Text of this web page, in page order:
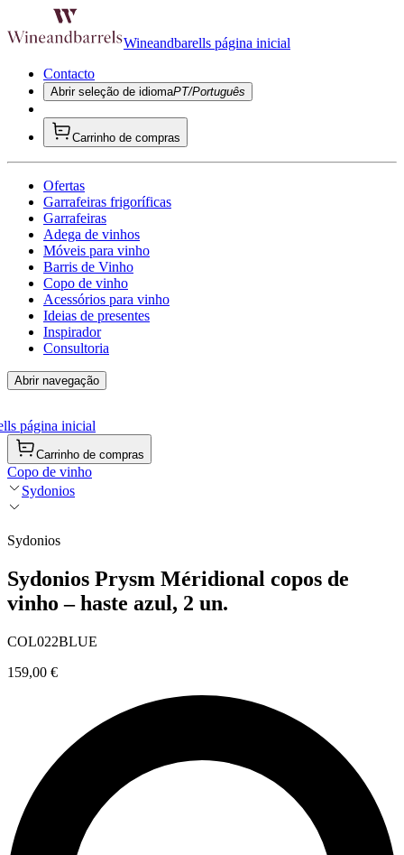
Wineandbarells página inicial
Contacto
Abrir seleção de idiomaPT/Português
Carrinho de compras
Ofertas
Garrafeiras frigoríficas
Garrafeiras
Adega de vinhos
Móveis para vinho
Barris de Vinho
Copo de vinho
Acessórios para vinho
Ideias de presentes
Inspirador
Consultoria
Abrir navegação
página inicial
Carrinho de compras
Copo de vinho
Sydonios
Sydonios
Sydonios Prysm Méridional copos de
vinho – haste azul, 2 un.
COL022BLUE
159,00 €